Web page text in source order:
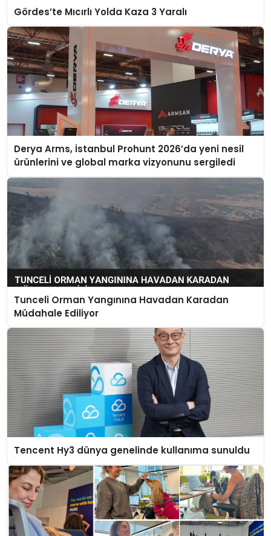
Gördes’te Mıcırlı Yolda Kaza 3 Yaralı
Derya Arms, İstanbul Prohunt 2026’da yeni nesil
ürünlerini ve global marka vizyonunu sergiledi
Tunceli Orman Yangınına Havadan Karadan
Müdahale Ediliyor
Tencent Hy3 dünya genelinde kullanıma sunuldu